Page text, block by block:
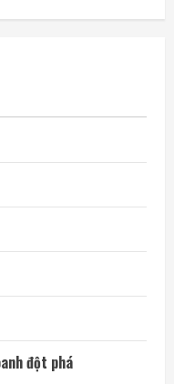
đột phá